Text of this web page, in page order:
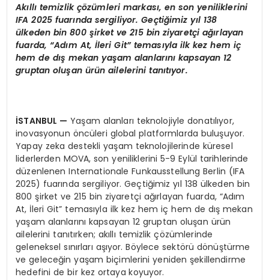
Akıllı temizlik çözümleri markası, en son yeniliklerini
IFA 2025 fuarında sergiliyor. Geçtiğimiz yıl 138
ülkeden bin 800 şirket ve 215 bin ziyaretçi ağırlayan
fuarda, “Adım At, İleri Git” temasıyla ilk kez hem iç
hem de dış mekan yaşam alanlarınıkapsayan 12
gruptan oluşan ürün ailelerini tanıtıyor.
İSTANBUL — Yaşam alanları teknolojiyle donatılıyor,
inovasyonun öncüleri global platformlarda buluşuyor.
Yapay zeka destekli yaşam teknolojilerinde küresel
liderlerden MOVA, son yeniliklerini 5-9 Eylül tarihlerinde
düzenlenen Internationale Funkausstellung Berlin (IFA
2025) fuarında sergiliyor. Geçtiğimiz yıl 138 ülkeden bin
800 şirket ve 215 bin ziyaretçi ağırlayan fuarda, “Adım
At, İleri Git” temasıyla ilk kez hem iç hem de dış mekan
yaşam alanlarını kapsayan 12 gruptan oluşan ürün
ailelerini tanıtırken; akıllı temizlik çözümlerinde
geleneksel sınırları aşıyor. Böylece sektörü dönüştürme
ve geleceğin yaşam biçimlerini yeniden şekillendirme
hedefini de bir kez ortaya koyuyor.